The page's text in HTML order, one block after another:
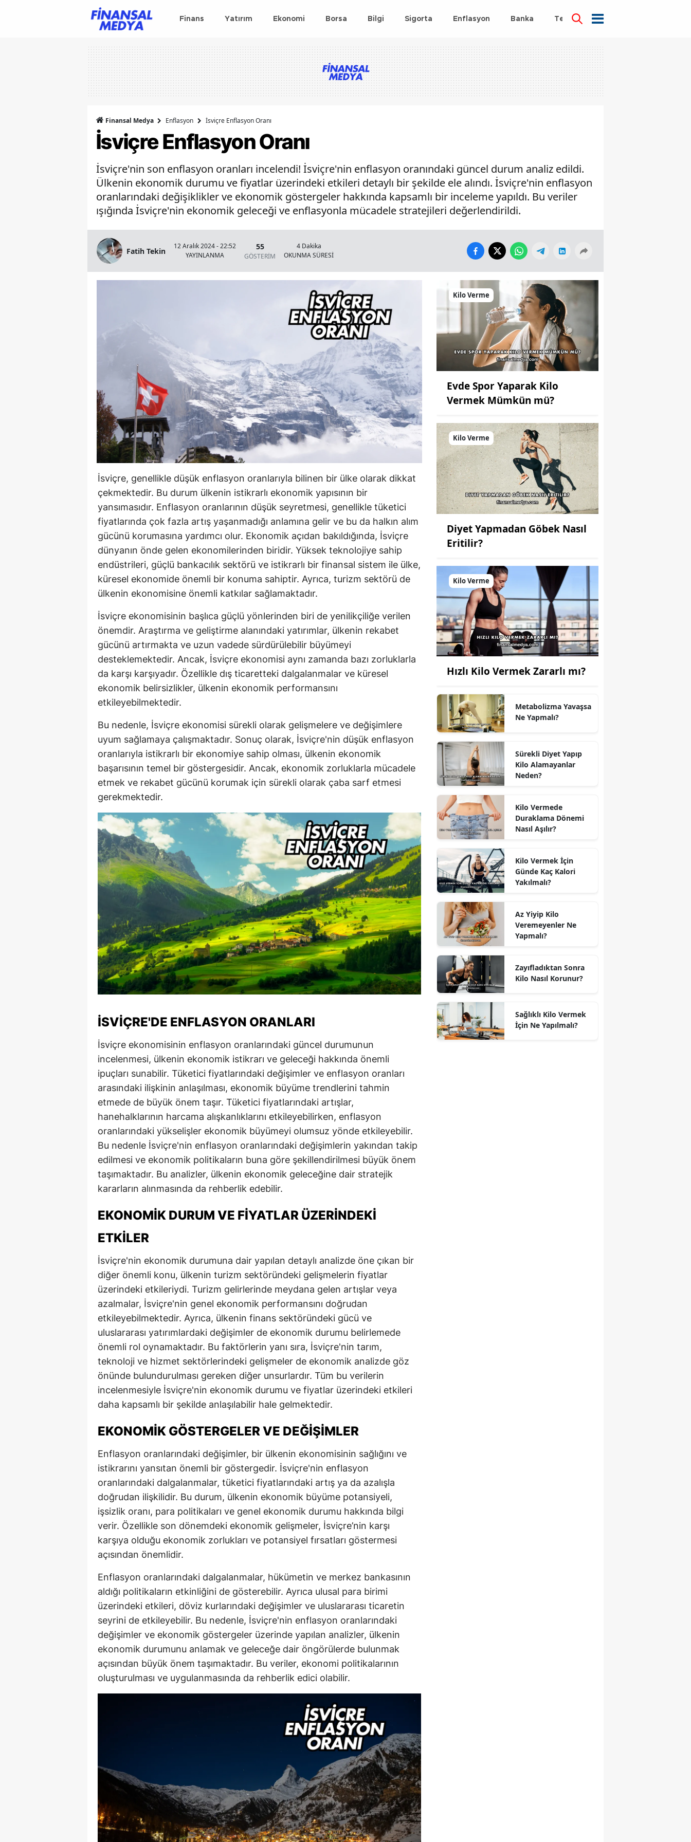
Finans Yatırım Ekonomi Borsa Bilgi Sigorta Enflasyon Banka Teknoloji
Finansal Medya Enflasyon İsviçre Enflasyon Oranı
İsviçre Enflasyon Oranı
İsviçre'nin son enflasyon oranları incelendi! İsviçre'nin enflasyon oranındaki güncel durum analiz edildi.
Ülkenin ekonomik durumu ve fiyatlar üzerindeki etkileri detaylı bir şekilde ele alındı. İsviçre'nin enflasyon
oranlarındaki değişiklikler ve ekonomik göstergeler hakkında kapsamlı bir inceleme yapıldı. Bu veriler
ışığında İsviçre'nin ekonomik geleceği ve enflasyonla mücadele stratejileri değerlendirildi.
Fatih Tekin
12 Aralık 2024 - 22:52
YAYINLANMA
55
GÖSTERİM
4 Dakika
OKUNMA SÜRESİ
İsviçre, genellikle düşük enflasyon oranlarıyla bilinen bir ülke olarak dikkat
çekmektedir. Bu durum ülkenin istikrarlı ekonomik yapısının bir
yansımasıdır. Enflasyon oranlarının düşük seyretmesi, genellikle tüketici
fiyatlarında çok fazla artış yaşanmadığı anlamına gelir ve bu da halkın alım
gücünü korumasına yardımcı olur. Ekonomik açıdan bakıldığında, İsviçre
dünyanın önde gelen ekonomilerinden biridir. Yüksek teknolojiye sahip
endüstrileri, güçlü bankacılık sektörü ve istikrarlı bir finansal sistem ile ülke,
küresel ekonomide önemli bir konuma sahiptir. Ayrıca, turizm sektörü de
ülkenin ekonomisine önemli katkılar sağlamaktadır.
İsviçre ekonomisinin başlıca güçlü yönlerinden biri de yenilikçiliğe verilen
önemdir. Araştırma ve geliştirme alanındaki yatırımlar, ülkenin rekabet
gücünü artırmakta ve uzun vadede sürdürülebilir büyümeyi
desteklemektedir. Ancak, İsviçre ekonomisi aynı zamanda bazı zorluklarla
da karşı karşıyadır. Özellikle dış ticaretteki dalgalanmalar ve küresel
ekonomik belirsizlikler, ülkenin ekonomik performansını
etkileyebilmektedir.
Bu nedenle, İsviçre ekonomisi sürekli olarak gelişmelere ve değişimlere
uyum sağlamaya çalışmaktadır. Sonuç olarak, İsviçre'nin düşük enflasyon
oranlarıyla istikrarlı bir ekonomiye sahip olması, ülkenin ekonomik
başarısının temel bir göstergesidir. Ancak, ekonomik zorluklarla mücadele
etmek ve rekabet gücünü korumak için sürekli olarak çaba sarf etmesi
gerekmektedir.
İSVIÇRE'DE ENFLASYON ORANLARI
İsviçre ekonomisinin enflasyon oranlarındaki güncel durumunun
incelenmesi, ülkenin ekonomik istikrarı ve geleceği hakkında önemli
ipuçları sunabilir. Tüketici fiyatlarındaki değişimler ve enflasyon oranları
arasındaki ilişkinin anlaşılması, ekonomik büyüme trendlerini tahmin
etmede de büyük önem taşır. Tüketici fiyatlarındaki artışlar,
hanehalklarının harcama alışkanlıklarını etkileyebilirken, enflasyon
oranlarındaki yükselişler ekonomik büyümeyi olumsuz yönde etkileyebilir.
Bu nedenle İsviçre'nin enflasyon oranlarındaki değişimlerin yakından takip
edilmesi ve ekonomik politikaların buna göre şekillendirilmesi büyük önem
taşımaktadır. Bu analizler, ülkenin ekonomik geleceğine dair stratejik
kararların alınmasında da rehberlik edebilir.
EKONOMIK DURUM VE FIYATLAR ÜZERINDEKI
ETKILER
İsviçre'nin ekonomik durumuna dair yapılan detaylı analizde öne çıkan bir
diğer önemli konu, ülkenin turizm sektöründeki gelişmelerin fiyatlar
üzerindeki etkileriydi. Turizm gelirlerinde meydana gelen artışlar veya
azalmalar, İsviçre'nin genel ekonomik performansını doğrudan
etkileyebilmektedir. Ayrıca, ülkenin finans sektöründeki gücü ve
uluslararası yatırımlardaki değişimler de ekonomik durumu belirlemede
önemli rol oynamaktadır. Bu faktörlerin yanı sıra, İsviçre'nin tarım,
teknoloji ve hizmet sektörlerindeki gelişmeler de ekonomik analizde göz
önünde bulundurulması gereken diğer unsurlardır. Tüm bu verilerin
incelenmesiyle İsviçre'nin ekonomik durumu ve fiyatlar üzerindeki etkileri
daha kapsamlı bir şekilde anlaşılabilir hale gelmektedir.
EKONOMIK GÖSTERGELER VE DEĞIŞIMLER
Enflasyon oranlarındaki değişimler, bir ülkenin ekonomisinin sağlığını ve
istikrarını yansıtan önemli bir göstergedir. İsviçre'nin enflasyon
oranlarındaki dalgalanmalar, tüketici fiyatlarındaki artış ya da azalışla
doğrudan ilişkilidir. Bu durum, ülkenin ekonomik büyüme potansiyeli,
işsizlik oranı, para politikaları ve genel ekonomik durumu hakkında bilgi
verir. Özellikle son dönemdeki ekonomik gelişmeler, İsviçre’nin karşı
karşıya olduğu ekonomik zorlukları ve potansiyel fırsatları göstermesi
açısından önemlidir.
Enflasyon oranlarındaki dalgalanmalar, hükümetin ve merkez bankasının
aldığı politikaların etkinliğini de gösterebilir. Ayrıca ulusal para birimi
üzerindeki etkileri, döviz kurlarındaki değişimler ve uluslararası ticaretin
seyrini de etkileyebilir. Bu nedenle, İsviçre'nin enflasyon oranlarındaki
değişimler ve ekonomik göstergeler üzerinde yapılan analizler, ülkenin
ekonomik durumunu anlamak ve geleceğe dair öngörülerde bulunmak
açısından büyük önem taşımaktadır. Bu veriler, ekonomi politikalarının
oluşturulması ve uygulanmasında da rehberlik edici olabilir.
Kilo Verme
Evde Spor Yaparak Kilo
Vermek Mümkün mü?
Kilo Verme
Diyet Yapmadan Göbek Nasıl
Eritilir?
Kilo Verme
Hızlı Kilo Vermek Zararlı mı?
Metabolizma Yavaşsa
Ne Yapmalı?
Sürekli Diyet Yapıp
Kilo Alamayanlar
Neden?
Kilo Vermede
Duraklama Dönemi
Nasıl Aşılır?
Kilo Vermek İçin
Günde Kaç Kalori
Yakılmalı?
Az Yiyip Kilo
Veremeyenler Ne
Yapmalı?
Zayıfladıktan Sonra
Kilo Nasıl Korunur?
Sağlıklı Kilo Vermek
İçin Ne Yapılmalı?